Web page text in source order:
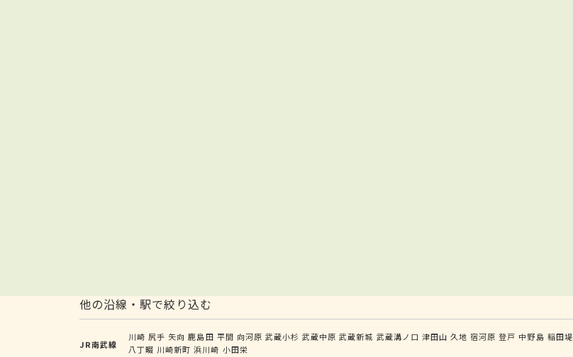
他の沿線・駅で絞り込む
JR南武線
川崎 尻手 矢向 鹿島田 平間 向河原 武蔵小杉 武蔵中原 武蔵新城 武蔵溝ノ口 津田山 久地 宿河原 登戸 中野島 稲田堤
八丁畷 川崎新町 浜川崎 小田栄